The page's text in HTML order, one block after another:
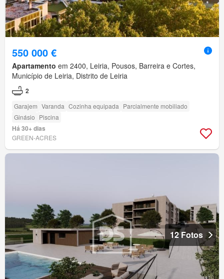
550 000 €
Apartamento em 2400, Leiria, Pousos, Barreira e Cortes,
Município de Leiria, Distrito de Leiria
2
Garajem Varanda Cozinha equipada Parcialmente mobiliado
Ginásio Piscina
Há 30+ dias
GREEN-ACRES
12 Fotos